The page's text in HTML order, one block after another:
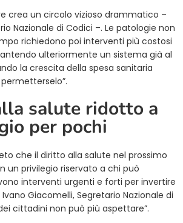
crea un circolo vizioso drammatico –
Nazionale di Codici –. Le patologie non
richiedono poi interventi più costosi
ulteriormente un sistema già al
la crescita della spesa sanitaria
salute ridotto a
per pochi
che il diritto alla salute nel prossimo
un privilegio riservato a chi può
interventi urgenti e forti per invertire
Giacomelli, Segretario Nazionale di
cittadini non può più aspettare”.